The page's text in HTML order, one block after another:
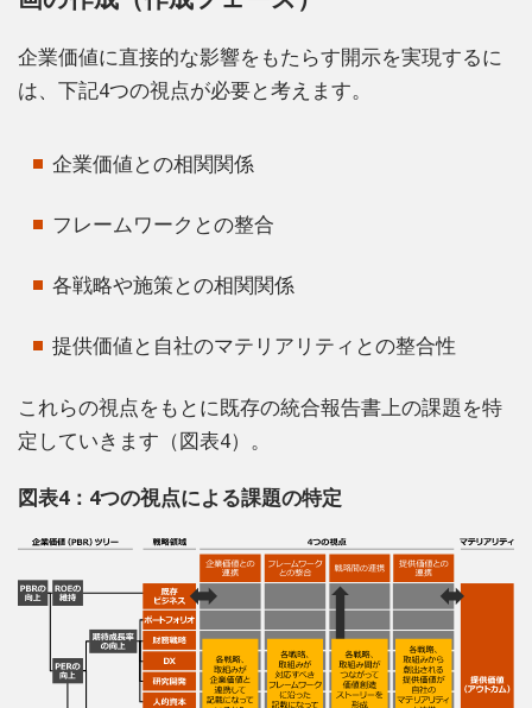
企業価値に直接的な影響をもたらす開示を実現するに
は、下記4つの視点が必要と考えます。
企業価値との相関関係
フレームワークとの整合
各戦略や施策との相関関係
提供価値と自社のマテリアリティとの整合性
これらの視点をもとに既存の統合報告書上の課題を特
定していきます（図表4）。
図表4：4つの視点による課題の特定